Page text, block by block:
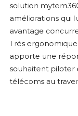
solution
améliorations qui
avantage
Très
apporte une
souhaitent piloter
télécoms au